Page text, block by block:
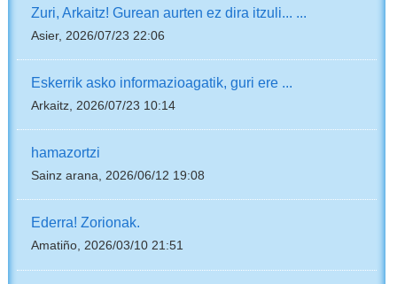
Zuri, Arkaitz! Gurean aurten ez dira itzuli... ...
Asier, 2026/07/23 22:06
Eskerrik asko informazioagatik, guri ere ...
Arkaitz, 2026/07/23 10:14
hamazortzi
Sainz arana, 2026/06/12 19:08
Ederra! Zorionak.
Amatiño, 2026/03/10 21:51